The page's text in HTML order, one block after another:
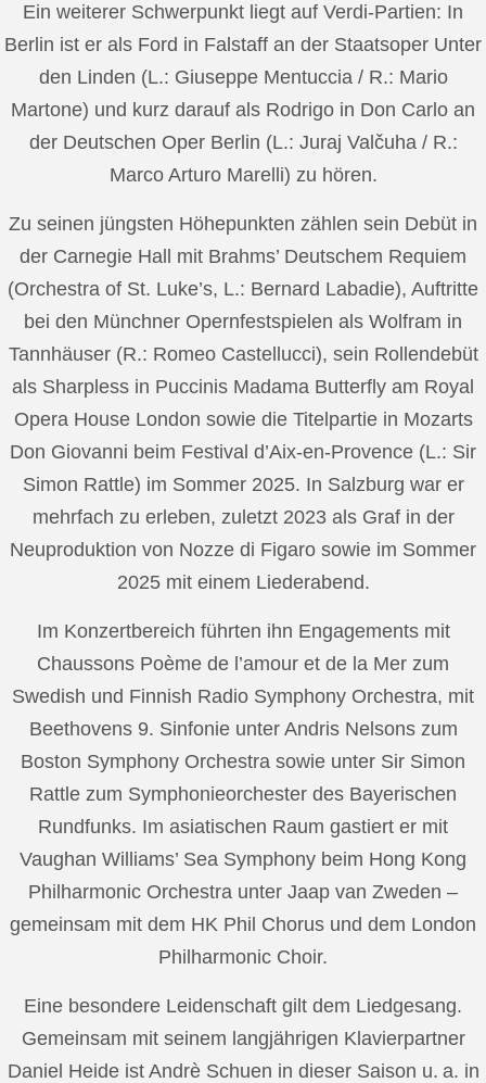
Ein weiterer Schwerpunkt liegt auf Verdi-Partien: In
Berlin ist er als Ford in Falstaff an der Staatsoper Unter
den Linden (L.: Giuseppe Mentuccia / R.: Mario
Martone) und kurz darauf als Rodrigo in Don Carlo an
der Deutschen Oper Berlin (L.: Juraj Valčuha / R.:
Marco Arturo Marelli) zu hören.
Zu seinen jüngsten Höhepunkten zählen sein Debüt in
der Carnegie Hall mit Brahms’ Deutschem Requiem
(Orchestra of St. Luke’s, L.: Bernard Labadie), Auftritte
bei den Münchner Opernfestspielen als Wolfram in
Tannhäuser (R.: Romeo Castellucci), sein Rollendebüt
als Sharpless in Puccinis Madama Butterfly am Royal
Opera House London sowie die Titelpartie in Mozarts
Don Giovanni beim Festival d’Aix-en-Provence (L.: Sir
Simon Rattle) im Sommer 2025. In Salzburg war er
mehrfach zu erleben, zuletzt 2023 als Graf in der
Neuproduktion von Nozze di Figaro sowie im Sommer
2025 mit einem Liederabend.
Im Konzertbereich führten ihn Engagements mit
Chaussons Poème de l’amour et de la Mer zum
Swedish und Finnish Radio Symphony Orchestra, mit
Beethovens 9. Sinfonie unter Andris Nelsons zum
Boston Symphony Orchestra sowie unter Sir Simon
Rattle zum Symphonieorchester des Bayerischen
Rundfunks. Im asiatischen Raum gastiert er mit
Vaughan Williams’ Sea Symphony beim Hong Kong
Philharmonic Orchestra unter Jaap van Zweden –
gemeinsam mit dem HK Phil Chorus und dem London
Philharmonic Choir.
Eine besondere Leidenschaft gilt dem Liedgesang.
Gemeinsam mit seinem langjährigen Klavierpartner
Daniel Heide ist Andrè Schuen in dieser Saison u. a. in